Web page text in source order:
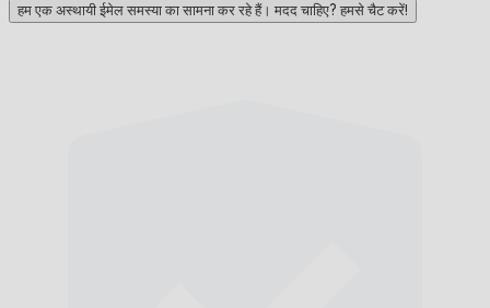
हम एक अस्थायी ईमेल समस्या का सामना कर रहे हैं। मदद चाहिए? हमसे चैट करें!